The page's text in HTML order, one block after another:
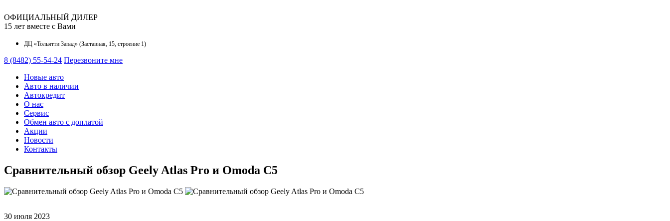
ОФИЦИАЛЬНЫЙ ДИЛЕР
15 лет вместе с Вами
ДЦ «Тольятти Запад» (Заставная, 15, строение 1)
8 (8482) 55-54-24 Перезвоните мне
Новые авто
Авто в наличии
Автокредит
О наc
Сервис
Обмен авто с доплатой
Акции
Новости
Контакты
Сравнительный обзор Geely Atlas Pro и Omoda C5
30 июля 2023